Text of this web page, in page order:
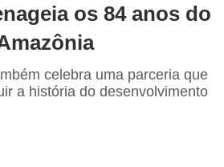
os 84 anos do
celebra uma parceria que
a história do desenvolvimento